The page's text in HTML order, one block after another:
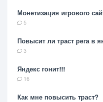
Монетизация игрового
5
Повысит ли траст рега в
3
Яндекс гонит!!!
16
Как мне повысить траст?